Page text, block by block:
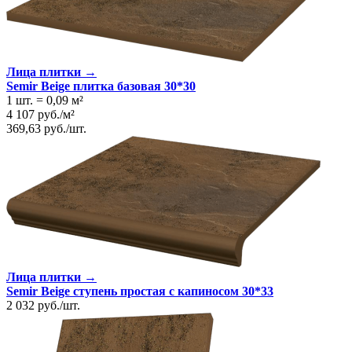
Лица плитки →
Semir Beige плитка базовая 30*30
1 шт. = 0,09 м²
4 107 руб./м²
369,63 руб./шт.
Лица плитки →
Semir Beige ступень простая с капиносом 30*33
2 032 руб./шт.